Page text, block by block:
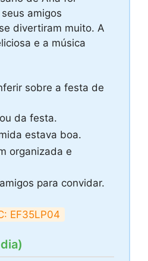
amigos
divertiram muito. A
e a música
sobre a festa de
da festa.
estava boa.
organizada e
para convidar.
EF35LP04